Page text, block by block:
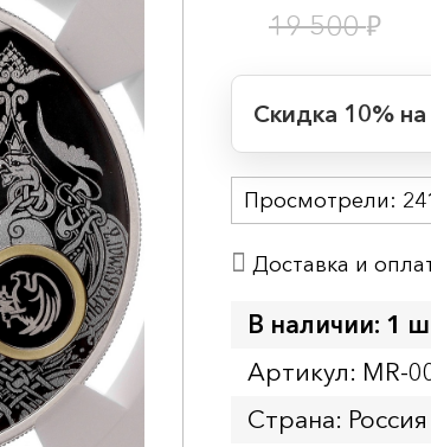
19 500₽
Скидка 10%
Начало:
Окончание:
Просмотрели:
Доставка и
В наличии: 1
Артикул: MR-
Страна: Россия